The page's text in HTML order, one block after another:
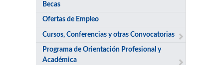
Becas
Ofertas de Empleo
Cursos, Conferencias y otras Convocatorias
Programa de Orientación Profesional y
Académica